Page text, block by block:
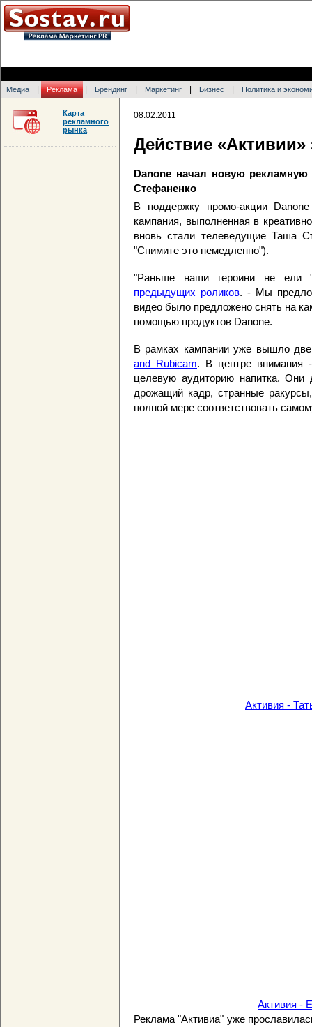
Медиа Реклама Брендинг Маркетинг Бизнес Политика и
08.02.2011
Действие «Активии»
Danone начал новую
Стефаненко
В поддержку промо-акции
кампания, выполненная в
вновь стали телеведущие Таша
"Снимите это немедленно").
"Раньше наши героини не ели
предыдущих роликов. - Мы
видео было предложено снять на
помощью продуктов Danone.
В рамках кампании уже вышло
and Rubicam. В центре внимания
целевую аудиторию напитка. Они
дрожащий кадр, странные
полной мере соответствовать
Активия -
Активия -
Реклама "Активиа" уже
Карта
рекламного
рынка